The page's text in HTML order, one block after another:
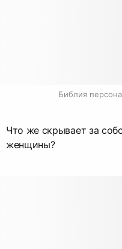
Библия
Что же скрывает за
женщины?